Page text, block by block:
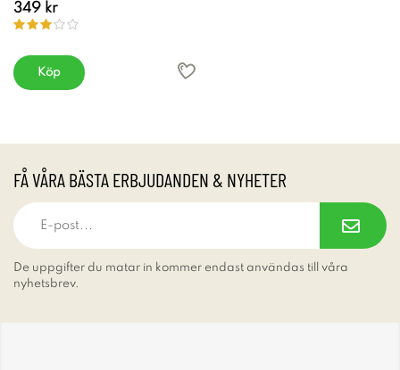
349 kr
Köp
FÅ VÅRA BÄSTA ERBJUDANDEN & NYHETER
De uppgifter du matar in kommer endast användas till våra
nyhetsbrev.